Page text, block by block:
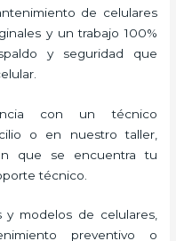
de celulares
y un trabajo 100%
y seguridad que
con un técnico
o en nuestro taller,
que se encuentra tu
técnico.
y modelos de celulares,
preventivo o